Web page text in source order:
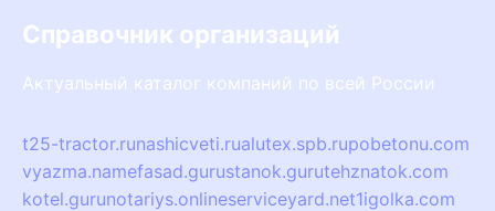
Справочник организаций
Актуальный каталог компаний по всей России
t25-tractor.runashicveti.rualutex.spb.rupobetonu.com
vyazma.namefasad.gurustanok.gurutehznatok.com
kotel.gurunotariys.onlineserviceyard.net1igolka.com